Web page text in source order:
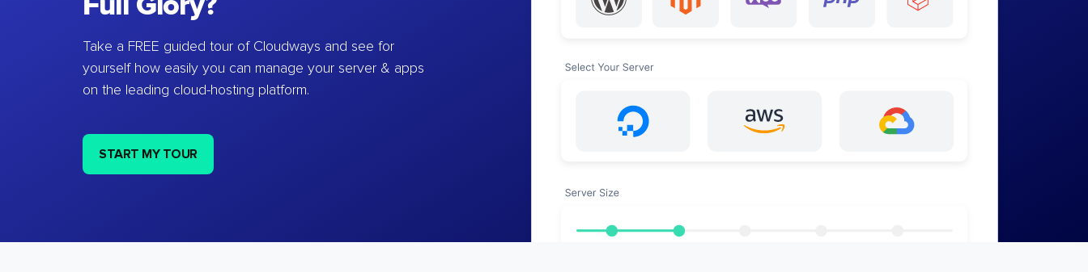
Take a FREE guided tour of Cloudways and see for
yourself how easily you can manage your server & apps
on the leading cloud-hosting platform.
START MY TOUR